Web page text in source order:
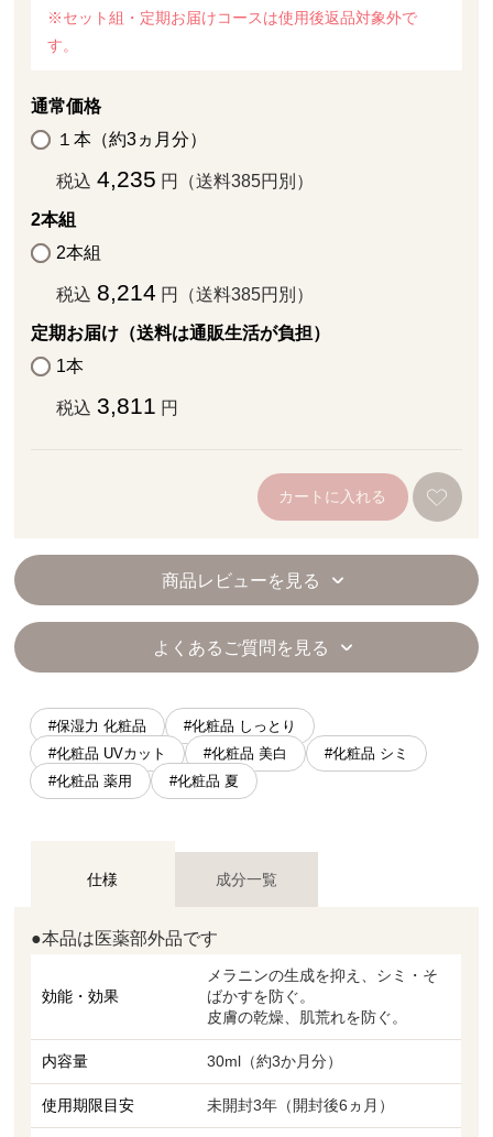
※セット組・定期お届けコースは使用後返品対象外で
す。
通常価格
１本（約3ヵ月分）
税込 4,235 円（送料385円別）
2本組
2本組
税込 8,214 円（送料385円別）
定期お届け（送料は通販生活が負担）
1本
税込 3,811 円
カートに入れる
商品レビューを見る
よくあるご質問を見る
#保湿力 化粧品
#化粧品 しっとり
#化粧品 UVカット
#化粧品 美白
#化粧品 シミ
#化粧品 薬用
#化粧品 夏
仕様 成分一覧
●本品は医薬部外品です
効能・効果
メラニンの生成を抑え、シミ・そ
ばかすを防ぐ。
皮膚の乾燥、肌荒れを防ぐ。
内容量 30ml（約3か月分）
使用期限目安 未開封3年（開封後6ヵ月）